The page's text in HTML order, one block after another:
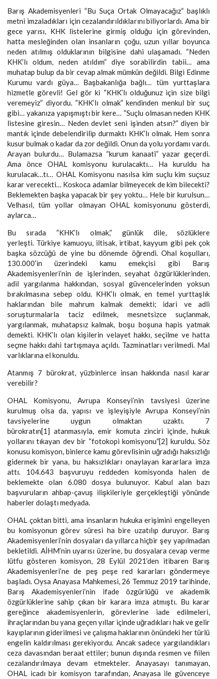
Barış Akademisyenleri “Bu Suça Ortak Olmayacağız” başlıklı
metni imzaladıkları için cezalandırıldıklarını biliyorlardı. Ama bir
gece yarısı, KHK listelerine girmiş olduğu için görevinden,
hatta mesleğinden olan insanların çoğu, uzun yıllar boyunca
neden atılmış olduklarının bilgisine dahi ulaşamadı. “Neden
KHK’lı oldum, neden atıldım” diye sorabilirdin tabii… ama
muhatap bulup da bir cevap almak mümkün değildi. Bilgi Edinme
Kurumu vardı güya… Başbakanlığa bağlı… tüm yurttaşlara
hizmetle görevli! Gel gör ki “KHK’lı olduğunuz için size bilgi
veremeyiz” diyordu. “KHK’lı olmak” kendinden menkul bir suç
gibi… yakanıza yapışmıştı bir kere… “Suçlu olmasan neden KHK
listesine giresin… Neden devlet seni işinden atsın?” diyen bir
mantık içinde debelendirilip durmaktı KHK’lı olmak. Hem sonra
kusur bulmak o kadar da zor değildi. Onun da yolu yordamı vardı.
Arayan bulurdu… Bulamazsa “kurum kanaati” yazar geçerdi.
Ama önce OHAL komisyonu kurulacaktı… Ha kuruldu ha
kurulacak…tı… OHAL Komisyonu nasılsa kim suçlu kim suçsuz
karar verecekti… Koskoca adamlar bilmeyecek de kim bilecekti?
Beklemekten başka yapacak bir şey yoktu… Hele bir kurulsun…
Velhasıl, tüm yollar olmayan OHAL komisyonunu gösterdi,
aylarca…
Bu sırada “KHK’lı olmak,” günlük dile, sözlüklere
yerleşti. Türkiye kamuoyu, iltisak, irtibat, kayyum gibi pek çok
başka sözcüğü de yine bu dönemde öğrendi. Ohal koşulları,
130.000’in üzerindeki kamu emekçisi gibi Barış
Akademisyenleri’nin de işlerinden, seyahat özgürlüklerinden,
adil yargılanma hakkından, sosyal güvencelerinden yoksun
bırakılmasına sebep oldu. KHK’lı olmak, en temel yurttaşlık
haklarından bile mahrum kalmak demekti; idari ve adli
soruşturmalarla taciz edilmek, mesnetsizce suçlanmak,
yargılanmak, muhatapsız kalmak, boşu boşuna hapis yatmak
demekti. KHK’lı olan kişilerin velayet hakkı, seçilme ve hatta
seçme hakkı dahi tartışmaya açıldı. Tazminatları verilmedi. Mal
varlıklarına el konuldu.
Atanmış 7 bürokrat, yüzbinlerce insan hakkında nasıl karar
verebilir?
OHAL Komisyonu, Avrupa Konseyi’nin tavsiyesi üzerine
kurulmuş olsa da, yapısı ve işleyişiyle Avrupa Konseyi’nin
tavsiyelerine uygun olmaktan uzaktı. 7
bürokratın[1] atanmasıyla, emir komuta zinciri içinde, hukuk
yollarını tıkayan dev bir “fotokopi komisyonu”[2] kuruldu. Söz
konusu komisyon, binlerce kamu görevlisinin uğradığı haksızlığı
gidermek bir yana, bu haksızlıkları onaylayan kararlara imza
attı. 104.643 başvuruyu reddeden komisyonda halen de
beklemekte olan 6.080 dosya bulunuyor. Kabul alan bazı
başvuruların ahbap-çavuş ilişkileriyle gerçekleştiği yönünde
haberler dolaştı medyada.
OHAL çoktan bitti, ama insanların hukuka erişimini engelleyen
bu komisyonun görev süresi ha bire uzatılıp duruyor. Barış
Akademisyenleri’nin dosyaları da yıllarca hiçbir şey yapılmadan
bekletildi. AİHM’nin uyarısı üzerine, bu dosyalara cevap verme
lütfu gösteren komisyon, 28 Eylül 2021’den itibaren Barış
Akademisyenleri’ne de peş peşe red kararları göndermeye
başladı. Oysa Anayasa Mahkemesi, 26 Temmuz 2019 tarihinde,
Barış Akademisyenleri’nin ifade özgürlüğü ve akademik
özgürlüklerine sahip çıkan bir karara imza atmıştı. Bu karar
gereğince akademisyenlerin, görevlerine iade edilmeleri,
ihraçlarından bu yana geçen yıllar içinde uğradıkları hak ve gelir
kayıplarının giderilmesi ve çalışma haklarının önündeki her türlü
engelin kaldırılması gerekiyordu. Ancak sadece yargılandıkları
ceza davasından beraat ettiler; bunun dışında resmen ve fiilen
cezalandırılmaya devam etmekteler. Anayasayı tanımayan,
OHAL icadı bir komisyon tarafından, Anayasa ile güvenceye